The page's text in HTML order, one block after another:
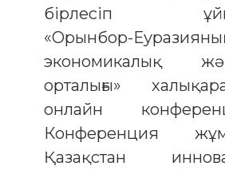
бірлесіп
«Орынбор-
экономикалық
орталығы»
онлайн
Конференция
Қазақстан